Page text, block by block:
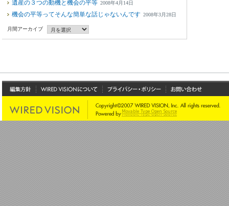
遺産の３つの動機と機会の平等 2008年4月14日
機会の平等ってそんな簡単な話じゃないんです 2008年3月28日
月間アーカイブ